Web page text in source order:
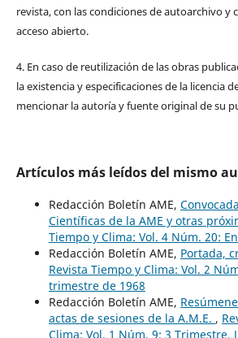
revista, con las condiciones de autoarchivo y
acceso abierto.
4. En caso de reutilización de las obras
la existencia y especificaciones de la licencia
mencionar la autoría y fuente original de su
Artículos más leídos del mismo
Redacción Boletín AME,
Científicas de la AME y otras
Tiempo y Clima: Vol. 4 Núm. 20:
Redacción Boletín AME, Portada,
Revista Tiempo y Clima: Vol. 2
trimestre de 1968
Redacción Boletín AME,
actas de sesiones de la A.M.E. ,
Clima: Vol. 1 Núm. 9: 3 Trimestre.